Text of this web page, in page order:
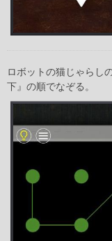
ロボットの猫じゃらし
下』の順でなぞる。